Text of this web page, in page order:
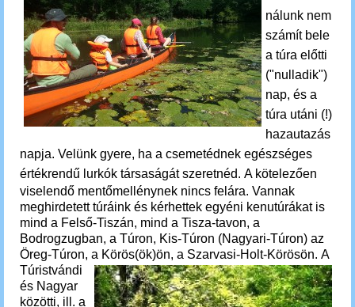
nálunk nem
számít bele
a túra előtti
("nulladik")
nap, és a
túra utáni (!)
hazautazás
napja. Velünk gyere, ha a csemetédnek egészséges
értékrendű lurkók társaságát szeretnéd. A kötelezően
viselendő mentőmellénynek nincs felára. Vannak
meghirdetett túráink és kérhettek egyéni kenutúrákat is
mind a Felső-Tiszán, mind a Tisza-tavon, a
Bodrogzugban, a Túron, Kis-Túron (Nagyari-Túron) az
Öreg-Túron, a Körös(ök)ön, a Szarvasi-Holt-Körösön. A
Túristvándi
és Nagyar
közötti, ill. a